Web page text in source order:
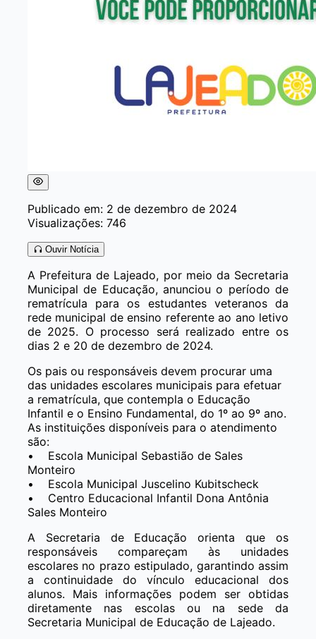
Publicado em: 2 de dezembro de 2024
Visualizações: 746
Ouvir Notícia
A Prefeitura de Lajeado, por meio da Secretaria
Municipal de Educação, anunciou o período de
rematrícula para os estudantes veteranos da
rede municipal de ensino referente ao ano letivo
de 2025. O processo será realizado entre os
dias 2 e 20 de dezembro de 2024.
Os pais ou responsáveis devem procurar uma
das unidades escolares municipais para efetuar
a rematrícula, que contempla o Educação
Infantil e o Ensino Fundamental, do 1º ao 9º ano.
As instituições disponíveis para o atendimento
são:
• Escola Municipal Sebastião de Sales
Monteiro
• Escola Municipal Juscelino Kubitscheck
• Centro Educacional Infantil Dona Antônia
Sales Monteiro
A Secretaria de Educação orienta que os
responsáveis compareçam às unidades
escolares no prazo estipulado, garantindo assim
a continuidade do vínculo educacional dos
alunos. Mais informações podem ser obtidas
diretamente nas escolas ou na sede da
Secretaria Municipal de Educação de Lajeado.